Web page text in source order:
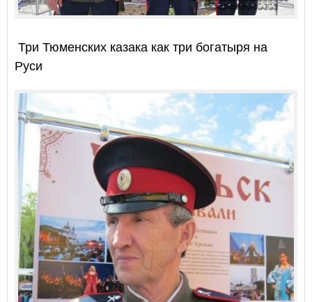
Три Тюменских казака как три богатыря на
Руси